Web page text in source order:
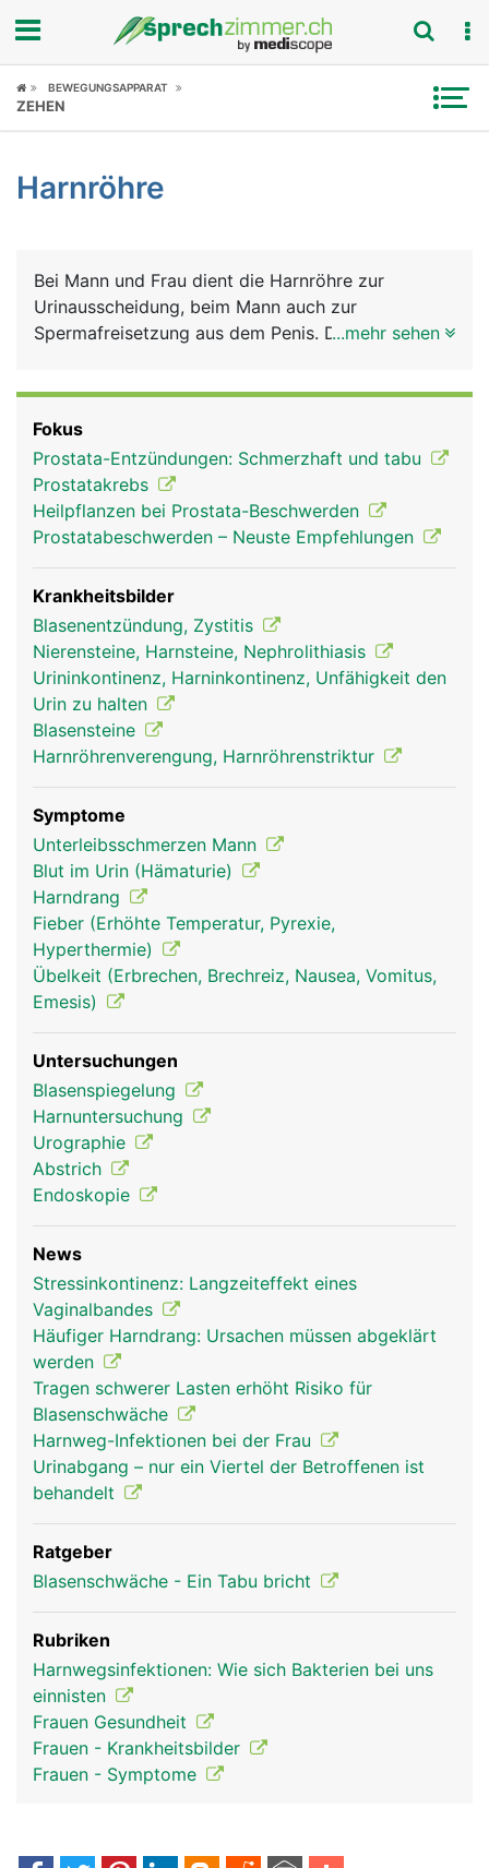
Fokus
Symptome
News
Rubriken
BEWEGUNGSAPPARAT
ZEHEN
Harnröhre
Bei Mann und Frau dient die Harnröhre zur
Urinausscheidung, beim Mann auch zur
Spermafreisetzung aus dem Penis. Die kürzere
...mehr sehen
Fokus
Prostata-Entzündungen: Schmerzhaft und tabu
Prostatakrebs
Heilpflanzen bei Prostata-Beschwerden
Prostatabeschwerden – Neuste Empfehlungen
Krankheitsbilder
Blasenentzündung, Zystitis
Nierensteine, Harnsteine, Nephrolithiasis
Urininkontinenz, Harninkontinenz, Unfähigkeit den
Urin zu halten
Blasensteine
Harnröhrenverengung, Harnröhrenstriktur
Symptome
Unterleibsschmerzen Mann
Blut im Urin (Hämaturie)
Harndrang
Fieber (Erhöhte Temperatur, Pyrexie,
Hyperthermie)
Übelkeit (Erbrechen, Brechreiz, Nausea, Vomitus,
Emesis)
Untersuchungen
Blasenspiegelung
Harnuntersuchung
Urographie
Abstrich
Endoskopie
News
Stressinkontinenz: Langzeiteffekt eines
Vaginalbandes
Häufiger Harndrang: Ursachen müssen abgeklärt
werden
Tragen schwerer Lasten erhöht Risiko für
Blasenschwäche
Harnweg-Infektionen bei der Frau
Urinabgang – nur ein Viertel der Betroffenen ist
behandelt
Ratgeber
Blasenschwäche - Ein Tabu bricht
Rubriken
Harnwegsinfektionen: Wie sich Bakterien bei uns
einnisten
Frauen Gesundheit
Frauen - Krankheitsbilder
Frauen - Symptome